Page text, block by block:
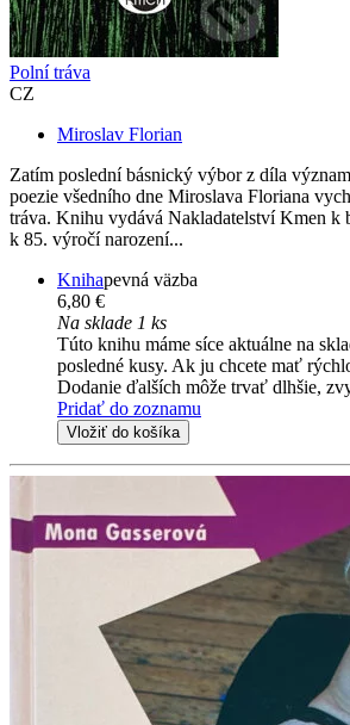
Polní tráva
CZ
Miroslav Florian
Zatím poslední básnický výbor z díla
poezie všedního dne Miroslava Floriana
tráva. Knihu vydává Nakladatelství Kmen k
k 85. výročí narození...
Knihapevná väzba
6,80 €
Na sklade 1 ks
Túto knihu máme síce aktuálne na
posledné kusy. Ak ju chcete mať
Dodanie ďalších môže trvať dlhšie,
Pridať do zoznamu
Vložiť do košíka